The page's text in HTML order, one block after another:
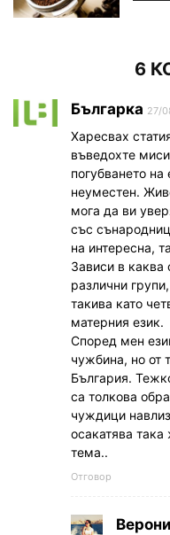
6
Българка 27/
Харесвах
въведохте
погубването
неуместен.
мога да ви
със
на интересна,
Зависи в
различни
такива като
матерния език.
Според мен
чужбина, но от
България.
са толкова
чуждици
осакатява
тема..
Отговор